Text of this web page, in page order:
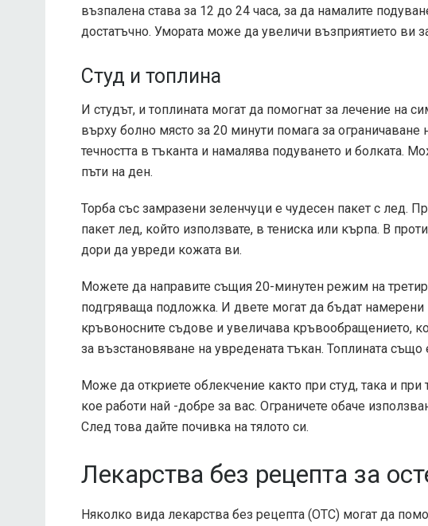
възпалена става за 12 до 24 часа, за да намалите
достатъчно. Умората може да увеличи възприятието ви
Студ и топлина
И студът, и топлината могат да помогнат за лечение на
върху болно място за 20 минути помага за
течността в тъканта и намалява подуването и болката.
пъти на ден.
Торба със замразени зеленчуци е чудесен пакет с лед.
пакет лед, който използвате, в тениска или кърпа. В
дори да увреди кожата ви.
Можете да направите същия 20-минутен режим на
подгряваща подложка. И двете могат да бъдат намерени
кръвоносните съдове и увеличава кръвообращението,
за възстановяване на увредената тъкан. Топлината
Може да откриете облекчение както при студ, така и
кое работи най -добре за вас. Ограничете обаче
След това дайте почивка на тялото си.
Лекарства без рецепта за
Няколко вида лекарства без рецепта (OTC) могат да